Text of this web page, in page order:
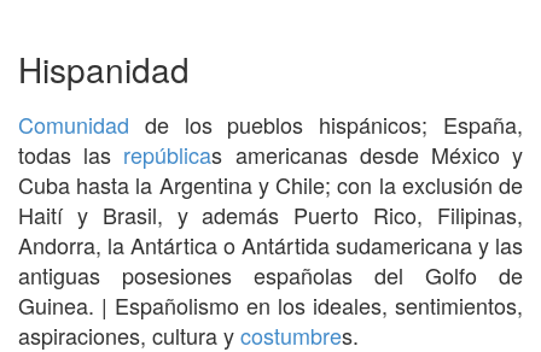
Hispanidad
Comunidad de los pueblos hispánicos; España,
todas las repúblicas americanas desde México y
Cuba hasta la Argentina y Chile; con la exclusión de
Haití y Brasil, y además Puerto Rico, Filipinas,
Andorra, la Antártica o Antártida sudamericana y las
antiguas posesiones españolas del Golfo de
Guinea. | Españolismo en los ideales, sentimientos,
aspiraciones, cultura ycostumbres.